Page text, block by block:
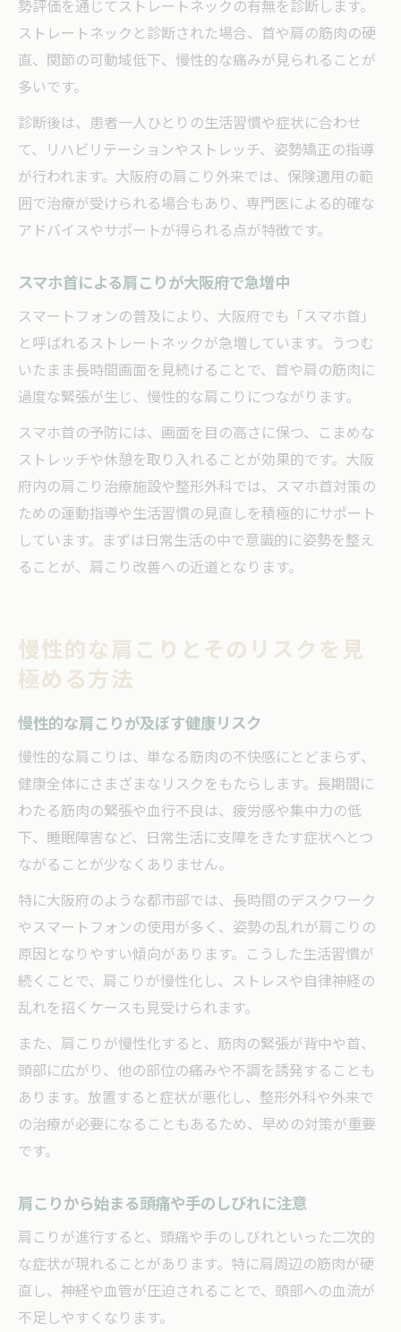
勢評価を通じてストレートネックの有無を診断します。
ストレートネックと診断された場合、首や肩の筋肉の硬
直、関節の可動域低下、慢性的な痛みが見られることが
多いです。
診断後は、患者一人ひとりの生活習慣や症状に合わせ
て、リハビリテーションやストレッチ、姿勢矯正の指導
が行われます。大阪府の肩こり外来では、保険適用の範
囲で治療が受けられる場合もあり、専門医による的確な
アドバイスやサポートが得られる点が特徴です。
スマホ首による肩こりが大阪府で急増中
スマートフォンの普及により、大阪府でも「スマホ首」
と呼ばれるストレートネックが急増しています。うつむ
いたまま長時間画面を見続けることで、首や肩の筋肉に
過度な緊張が生じ、慢性的な肩こりにつながります。
スマホ首の予防には、画面を目の高さに保つ、こまめな
ストレッチや休憩を取り入れることが効果的です。大阪
府内の肩こり治療施設や整形外科では、スマホ首対策の
ための運動指導や生活習慣の見直しを積極的にサポート
しています。まずは日常生活の中で意識的に姿勢を整え
ることが、肩こり改善への近道となります。
慢性的な肩こりとそのリスクを見
極める方法
慢性的な肩こりが及ぼす健康リスク
慢性的な肩こりは、単なる筋肉の不快感にとどまらず、
健康全体にさまざまなリスクをもたらします。長期間に
わたる筋肉の緊張や血行不良は、疲労感や集中力の低
下、睡眠障害など、日常生活に支障をきたす症状へとつ
ながることが少なくありません。
特に大阪府のような都市部では、長時間のデスクワーク
やスマートフォンの使用が多く、姿勢の乱れが肩こりの
原因となりやすい傾向があります。こうした生活習慣が
続くことで、肩こりが慢性化し、ストレスや自律神経の
乱れを招くケースも見受けられます。
また、肩こりが慢性化すると、筋肉の緊張が背中や首、
頭部に広がり、他の部位の痛みや不調を誘発することも
あります。放置すると症状が悪化し、整形外科や外来で
の治療が必要になることもあるため、早めの対策が重要
です。
肩こりから始まる頭痛や手のしびれに注意
肩こりが進行すると、頭痛や手のしびれといった二次的
な症状が現れることがあります。特に肩周辺の筋肉が硬
直し、神経や血管が圧迫されることで、頭部への血流が
不足しやすくなります。